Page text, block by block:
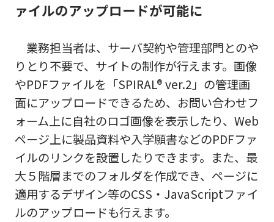
ァイルのアップロードが可能に
業務担当者は、サーバ契約や管理部門とのや
りとり不要で、サイトの制作が行えます。画像
やPDFファイルを「SPIRAL® ver.2」の管理画
面にアップロードできるため、お問い合わせフ
ォーム上に自社のロゴ画像を表示したり、Web
ページ上に製品資料や入学願書などのPDFファ
イルのリンクを設置したりできます。また、最
大５階層までのフォルダを作成でき、ページに
適用するデザイン等のCSS・JavaScriptファイ
ルのアップロードも行えます。